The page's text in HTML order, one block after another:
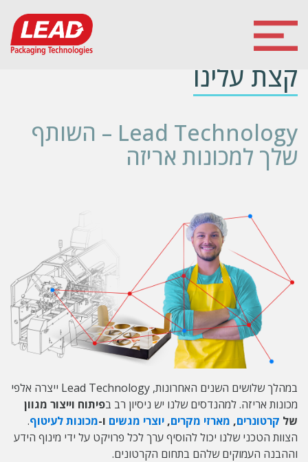
קצת עלינו
Lead Technology – השותף
שלך למכונות אריזה
במהלך שלושים השנים האחרונות, Lead Technology ייצרה אלפי
מכונות אריזה. למהנדסים שלנו יש ניסיון רב בפיתוח וייצור מגוון
של קרטונרים, מארזי מקרים, יוצרי מגשים ו-מכונות לעיטוף.
הצוות הטכני שלנו יכול להוסיף ערך לכל פרויקט על ידי מינוף הידע
וההבנה העמוקים שלהם בתחום הקרטונים.